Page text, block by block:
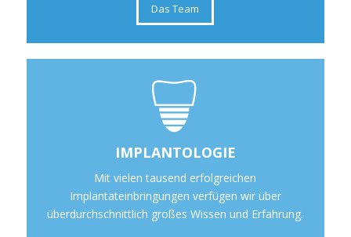
Das Team
IMPLANTOLOGIE
Mit vielen tausend erfolgreichen
Implantateinbringungen verfügen wir über
überdurchschnittlich großes Wissen und Erfahrung.